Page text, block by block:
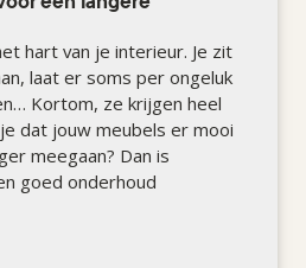
hart van je interieur. Je zit
laat er soms per ongeluk
Kortom, ze krijgen heel
dat jouw meubels er mooi
meegaan? Dan is
goed onderhoud